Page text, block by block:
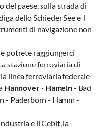
del paese, sulla strada di
dello Schieder See e il
di navigazione non
potrete raggiungerci
stazione ferroviaria di
linea ferroviaria federale
Hannover- Hameln- Bad
- Paderborn - Hamm -
e il Cebit, la